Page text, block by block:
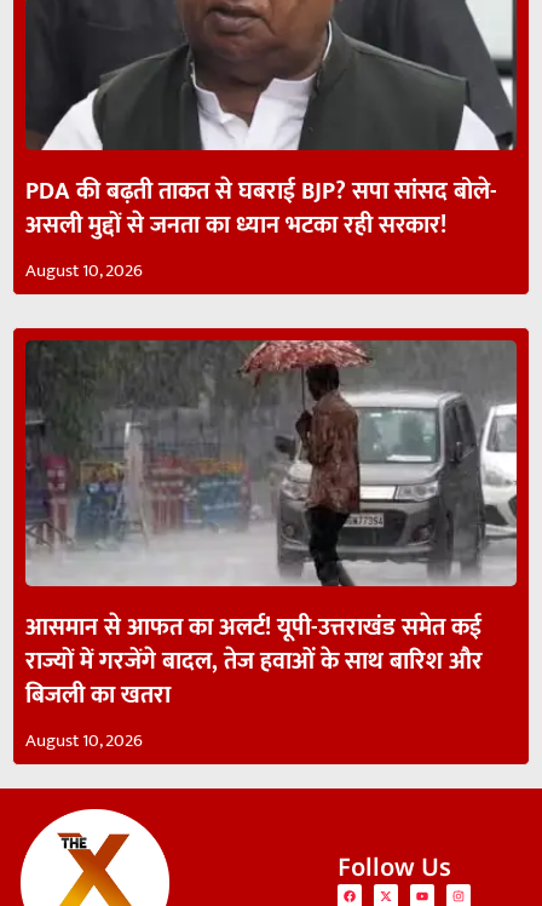
PDA की बढ़ती ताकत से घबराई BJP? सपा सांसद बोले-
असली मुद्दों से जनता का ध्यान भटका रही सरकार!
August 10, 2026
आसमान से आफत का अलर्ट! यूपी-उत्तराखंड समेत कई
राज्यों में गरजेंगे बादल, तेज हवाओं के साथ बारिश और
बिजली का खतरा
August 10, 2026
Follow Us